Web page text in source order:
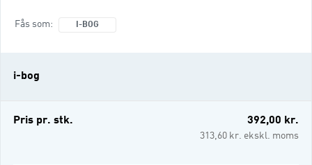
Fås som I-BOG
i-bog
Pris pr. stk. 392,00 kr.
313,60 kr. ekskl. moms